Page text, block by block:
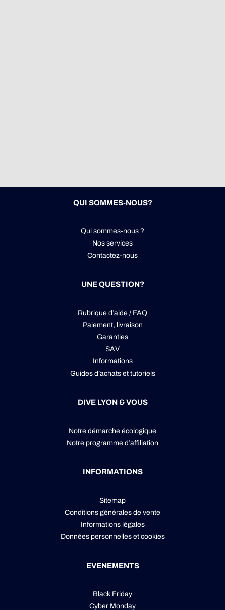
QUI SOMMES-NOUS?
Qui sommes-nous ?
Nos services
Contactez-nous
UNE QUESTION?
Rubrique d’aide / FAQ
Paiement, livraison
Garanties
SAV
Informations
Guides d’achats et tutoriels
DIVE LYON & VOUS
Notre démarche écologique
Notre programme d’affiliation
INFORMATIONS
Sitemap
Conditions générales de vente
Informations légales
Données personnelleset cookies
EVENEMENTS
Black Friday
Cyber Monday